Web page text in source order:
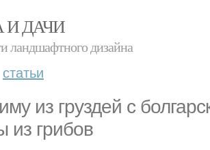
И ДАЧИ
ландшафтного дизайна
статьи
из груздей с
из грибов